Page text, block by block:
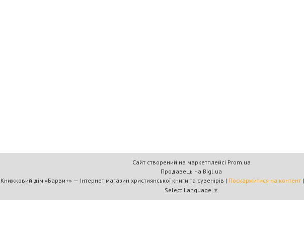
Сайт створений на маркетплейсі Prom.ua
Продавець на Bigl.ua
Книжковий дім «Барви+» — Інтернет магазин християнської книги та сувенірів | Поскаржитися на контент |
Select Language ▼